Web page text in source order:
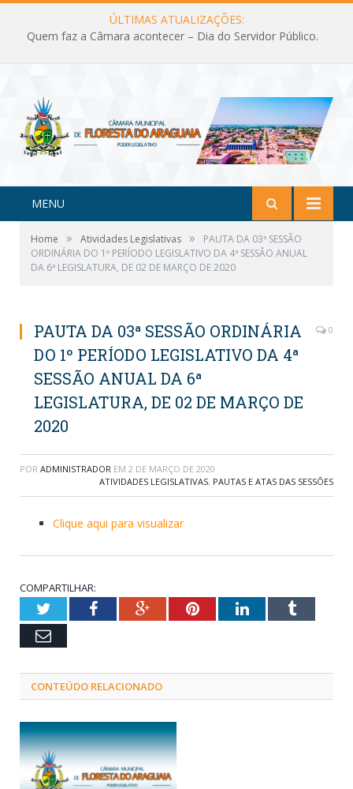
ÚLTIMAS ATUALIZAÇÕES:
Quem faz a Câmara acontecer – Dia do Servidor Público.
MENU
Home » Atividades Legislativas »
PAUTA DA 03ª SESSÃO
ORDINÁRIA DO 1º PERÍODO LEGISLATIVO DA 4ª SESSÃO ANUAL
DA 6ª LEGISLATURA, DE 02 DE MARÇO DE 2020
PAUTA DA 03ª SESSÃO ORDINÁRIA
DO 1º PERÍODO LEGISLATIVO DA 4ª
SESSÃO ANUAL DA 6ª
LEGISLATURA, DE 02 DE MARÇO DE
2020
0
POR ADMINISTRADOR EM 2 DE MARÇO DE 2020
ATIVIDADES LEGISLATIVAS, PAUTAS E ATAS DAS SESSÕES
Clique aqui para visualizar
COMPARTILHAR:
TwitterFacebookGoogle+PinterestLinkedInTumblr
Email
CONTEÚDO RELACIONADO